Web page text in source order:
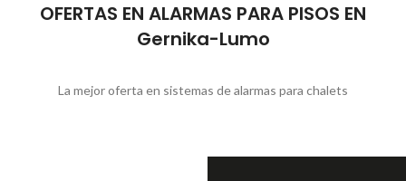
OFERTAS EN ALARMAS PARA PISOS EN
Gernika-Lumo
La mejor oferta en sistemas de alarmas para chalets